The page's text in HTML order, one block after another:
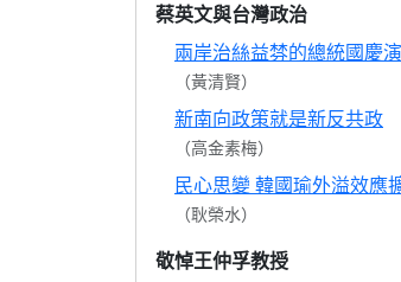
蔡英文與台灣政治
兩岸治絲益棼的總統國慶
（黃清賢）
新南向政策就是新反共政
（高金素梅）
民心思變 韓國瑜外溢效應
（耿榮水）
敬悼王仲孚教授